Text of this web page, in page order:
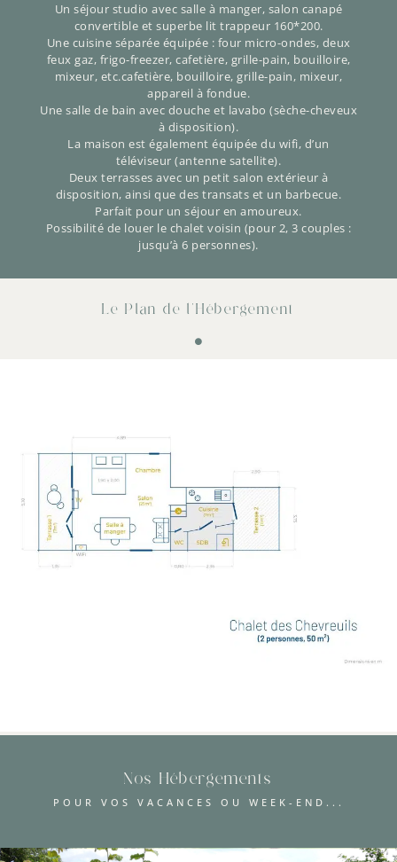
Un séjour studio avec salle à manger, salon canapé
convertible et superbe lit trappeur 160*200.
Une cuisine séparée équipée : four micro-ondes, deux
feux gaz, frigo-freezer, cafetière, grille-pain, bouilloire,
mixeur, etc.cafetière, bouilloire, grille-pain, mixeur,
appareil à fondue.
Une salle de bain avec douche et lavabo (sèche-cheveux
à disposition).
La maison est également équipée du wifi, d’un
téléviseur (antenne satellite).
Deux terrasses avec un petit salon extérieur à
disposition, ainsi que des transats et un barbecue.
Parfait pour un séjour en amoureux.
Possibilité de louer le chalet voisin (pour 2, 3 couples :
jusqu’à 6 personnes).
Le Plan de l'Hébergement
Nos Hébergements
POUR VOS VACANCES OU WEEK-END...